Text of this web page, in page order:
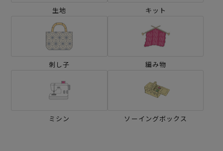
生地 キット
刺し子 編み物
ミシン ソーイングボックス